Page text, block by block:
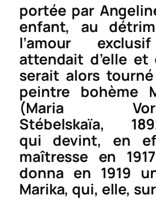
portée par
enfant, au
l’amour
attendait d’elle et
serait alors
peintre bohème
(Maria
Stébelskaïa,
qui devint, en
maîtresse en
donna en 1919
Marika, qui, elle,